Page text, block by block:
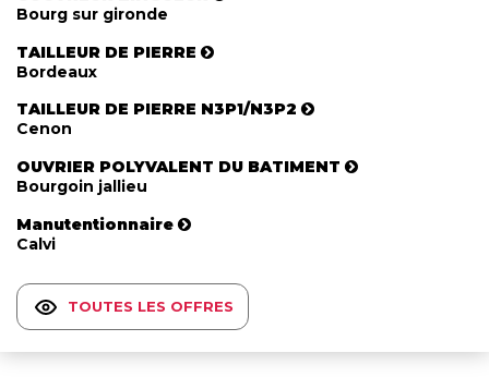
Bourg sur gironde
TAILLEUR DE PIERRE
Bordeaux
TAILLEUR DE PIERRE N3P1/N3P2
Cenon
OUVRIER POLYVALENT DU BATIMENT
Bourgoin jallieu
Manutentionnaire
Calvi
TOUTES LES OFFRES